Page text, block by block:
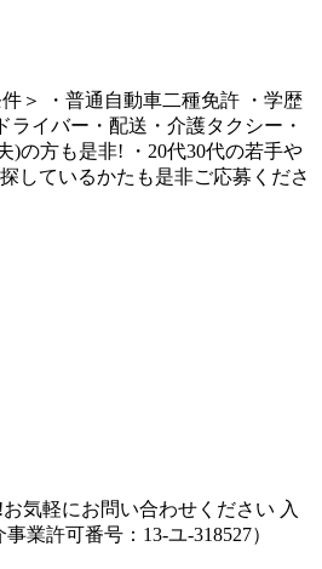
＞ ・普通自動車二種免許 ・学歴
イバー・配送・介護タクシー・
)の方も是非! ・20代30代の若手や
しているかたも是非ご応募くださ
気軽にお問い合わせください 入
業許可番号：13-ユ-318527）